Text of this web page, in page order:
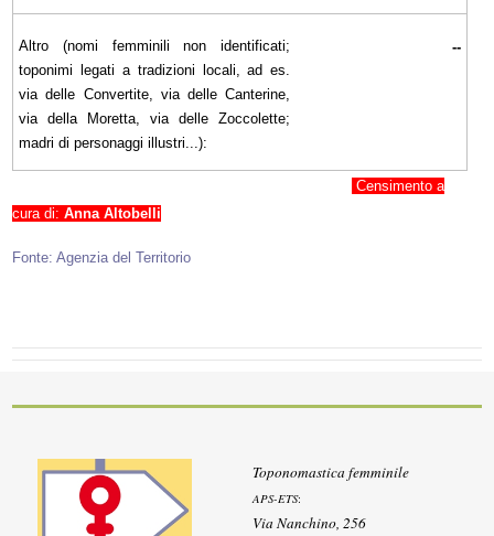
Altro (nomi femminili non identificati;
toponimi legati a tradizioni locali, ad es.
via delle Convertite, via delle Canterine,
via della Moretta, via delle Zoccolette;
madri di personaggi illustri...):
--
Censimento a
cura di:Anna Altobelli
Fonte: Agenzia del Territorio
Toponomastica femminile
APS-ETS:
Via Nanchino, 256